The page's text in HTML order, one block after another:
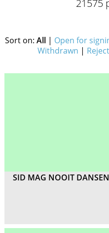
21575
Sort on: All| Open for
Withdrawn |
SID MAG NOOIT DANSEN